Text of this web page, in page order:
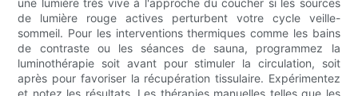
une lumière très vive à l'approche du coucher si les sources
de lumière rouge actives perturbent votre cycle veille-
sommeil. Pour les interventions thermiques comme les bains
de contraste ou les séances de sauna, programmez la
luminothérapie soit avant pour stimuler la circulation, soit
après pour favoriser la récupération tissulaire. Expérimentez